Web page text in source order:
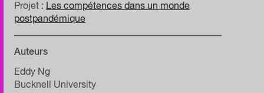
Projet : Les compétences dans un monde
postpandémique
Auteurs
Eddy Ng
Bucknell University